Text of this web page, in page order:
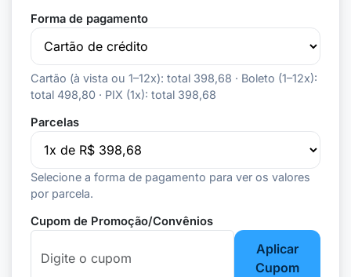
Forma de pagamento
Cartão (à vista ou 1–12x): total 398,68 · Boleto (1–12x):
total 498,80 · PIX (1x): total 398,68
Parcelas
Selecione a forma de pagamento para ver os valores
por parcela.
Cupom de Promoção/Convênios
Aplicar
Cupom